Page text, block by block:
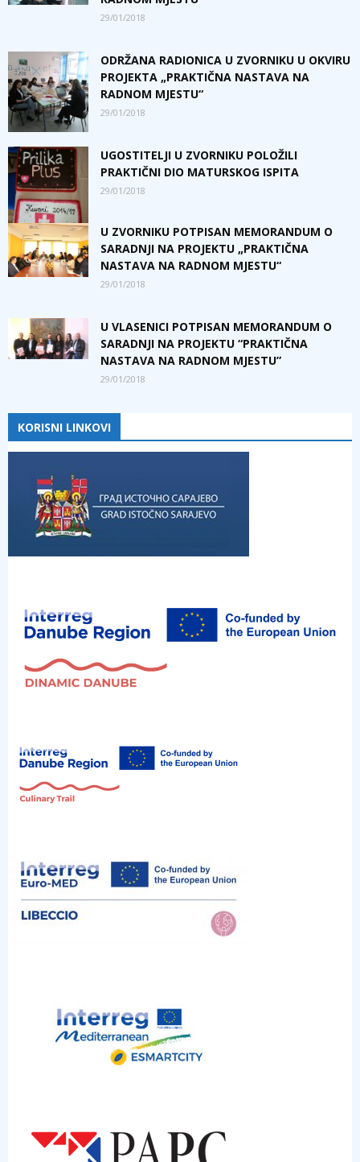
29/01/2018
ODRŽANA RADIONICA U ZVORNIKU U OKVIRU
PROJEKTA „PRAKTIČNA NASTAVA NA
RADNOM MJESTU“
29/01/2018
UGOSTITELJI U ZVORNIKU POLOŽILI
PRAKTIČNI DIO MATURSKOG ISPITA
29/01/2018
U ZVORNIKU POTPISAN MEMORANDUM O
SARADNJI NA PROJEKTU „PRAKTIČNA
NASTAVA NA RADNOM MJESTU“
29/01/2018
U VLASENICI POTPISAN MEMORANDUM O
SARADNJI NA PROJEKTU “PRAKTIČNA
NASTAVA NA RADNOM MJESTU”
29/01/2018
KORISNI LINKOVI